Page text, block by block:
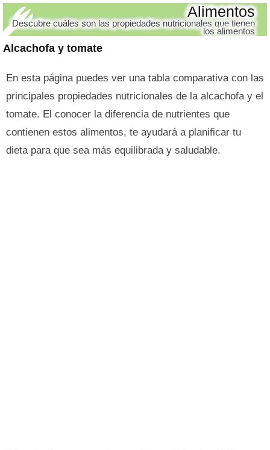
Alcachofa y tomate
Alimentos
Descubre cuáles son las propiedades nutricionales que tienen
los alimentos
En esta página puedes ver una tabla comparativa con las
principales propiedades nutricionales de la alcachofa y el
tomate. El conocer la diferencia de nutrientes que
contienen estos alimentos, te ayudará a planificar tu
dieta para que sea más equilibrada y saludable.